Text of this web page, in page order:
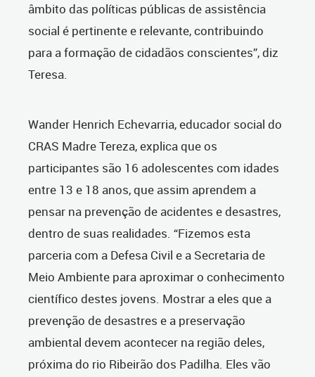
âmbito das políticas públicas de assistência
social é pertinente e relevante, contribuindo
para a formação de cidadãos conscientes”, diz
Teresa.
Wander Henrich Echevarria, educador social do
CRAS Madre Tereza, explica que os
participantes são 16 adolescentes com idades
entre 13 e 18 anos, que assim aprendem a
pensar na prevenção de acidentes e desastres,
dentro de suas realidades. “Fizemos esta
parceria com a Defesa Civil e a Secretaria de
Meio Ambiente para aproximar o conhecimento
científico destes jovens. Mostrar a eles que a
prevenção de desastres e a preservação
ambiental devem acontecer na região deles,
próxima do rio Ribeirão dos Padilha. Eles vão